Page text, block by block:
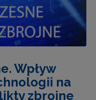
Wpływ
na
zbrojne